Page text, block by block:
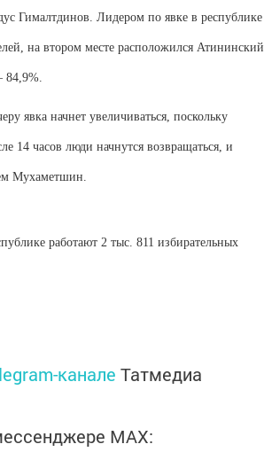
Гималтдинов. Лидером по явке в республике
на втором месте расположился Атининский
84,9%.
явка начнет увеличиваться, поскольку
14 часов люди начнутся возвращаться, и
Мухаметшин.
работают 2 тыс. 811 избирательных
канале Татмедиа
MАХ: